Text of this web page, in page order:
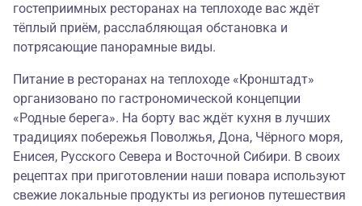
гостеприимных ресторанах на теплоходе вас ждёт
тёплый приём, расслабляющая обстановка и
потрясающие панорамные виды.
Питание в ресторанах на теплоходе «Кронштадт»
организовано по гастрономической концепции
«Родные берега». На борту вас ждёт кухня в лучших
традициях побережья Поволжья, Дона, Чёрного моря,
Енисея, Русского Севера и Восточной Сибири. В своих
рецептах при приготовлении наши повара используют
свежие локальные продукты из регионов путешествия